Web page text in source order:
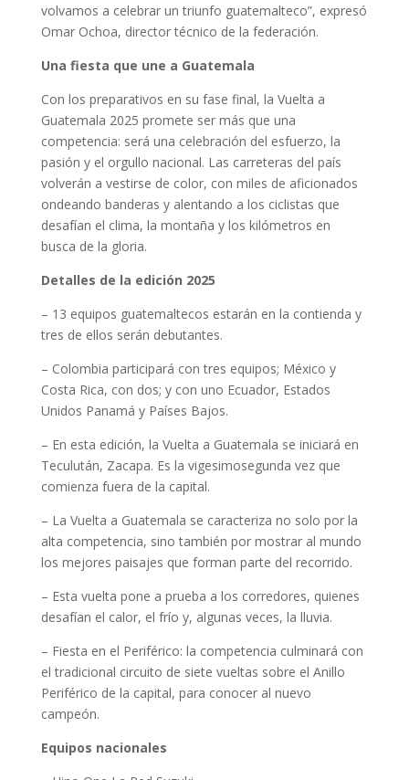
volvamos a celebrar un triunfo guatemalteco”, expresó
Omar Ochoa, director técnico de la federación.
Una fiesta que une a Guatemala
Con los preparativos en su fase final, la Vuelta a
Guatemala 2025 promete ser más que una
competencia: será una celebración del esfuerzo, la
pasión y el orgullo nacional. Las carreteras del país
volverán a vestirse de color, con miles de aficionados
ondeando banderas y alentando a los ciclistas que
desafían el clima, la montaña y los kilómetros en
busca de la gloria.
Detalles de la edición 2025
– 13 equipos guatemaltecos estarán en la contienda y
tres de ellos serán debutantes.
– Colombia participará con tres equipos; México y
Costa Rica, con dos; y con uno Ecuador, Estados
Unidos Panamá y Países Bajos.
– En esta edición, la Vuelta a Guatemala se iniciará en
Teculután, Zacapa. Es la vigesimosegunda vez que
comienza fuera de la capital.
– La Vuelta a Guatemala se caracteriza no solo por la
alta competencia, sino también por mostrar al mundo
los mejores paisajes que forman parte del recorrido.
– Esta vuelta pone a prueba a los corredores, quienes
desafían el calor, el frío y, algunas veces, la lluvia.
– Fiesta en el Periférico: la competencia culminará con
el tradicional circuito de siete vueltas sobre el Anillo
Periférico de la capital, para conocer al nuevo
campeón.
Equipos nacionales